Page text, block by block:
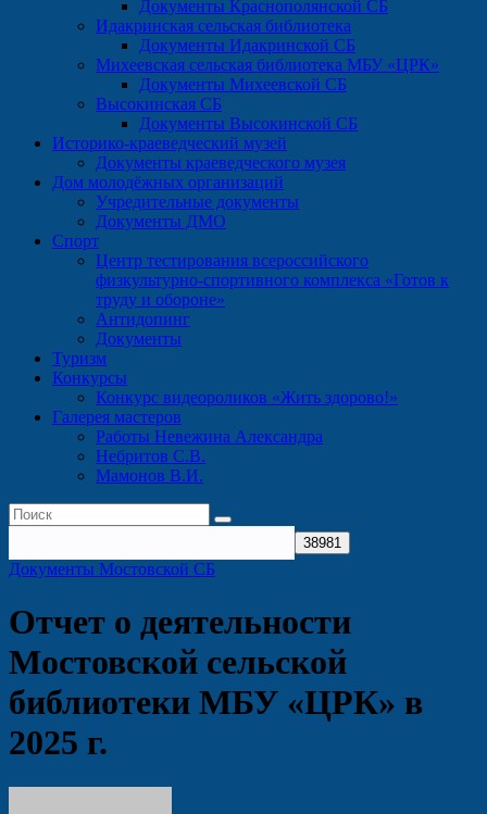
Документы Краснополянской СБ
Идакринская сельская библиотека
Документы Идакринской СБ
Михеевская сельская библиотека МБУ «ЦРК»
Документы Михеевской СБ
Высокинская СБ
Документы Высокинской СБ
Историко-краеведческий музей
Документы краеведческого музея
Дом молодёжных организаций
Учредительные документы
Документы ДМО
Спорт
Центр тестирования всероссийского
физкультурно-спортивного комплекса «Готов к
труду и обороне»
Антидопинг
Документы
Туризм
Конкурсы
Конкурс видеороликов «Жить здорово!»
Галерея мастеров
Работы Невежина Александра
Небритов С.В.
Мамонов В.И.
Документы Мостовской СБ
Отчет о деятельности
Мостовской сельской
библиотеки МБУ «ЦРК» в
2025 г.